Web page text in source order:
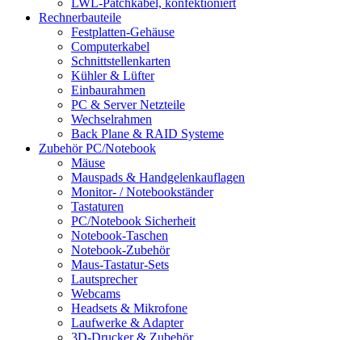
LWL-Patchkabel, konfektioniert
Rechnerbauteile
Festplatten-Gehäuse
Computerkabel
Schnittstellenkarten
Kühler & Lüfter
Einbaurahmen
PC & Server Netzteile
Wechselrahmen
Back Plane & RAID Systeme
Zubehör PC/Notebook
Mäuse
Mauspads & Handgelenkauflagen
Monitor- / Notebookständer
Tastaturen
PC/Notebook Sicherheit
Notebook-Taschen
Notebook-Zubehör
Maus-Tastatur-Sets
Lautsprecher
Webcams
Headsets & Mikrofone
Laufwerke & Adapter
3D-Drucker & Zubehör